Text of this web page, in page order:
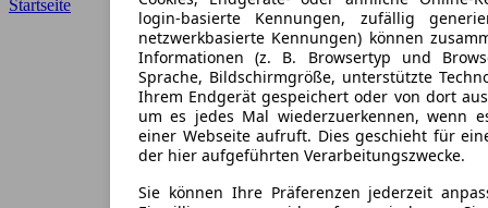
login-basierte Kennungen, zufällig
netzwerkbasierte Kennungen) können
Informationen (z. B. Browsertyp und
Sprache, Bildschirmgröße, unterstützte
Ihrem Endgerät gespeichert oder von dort
um es jedes Mal wiederzuerkennen, wenn
einer Webseite aufruft. Dies geschieht für
der hier aufgeführten Verarbeitungszwecke.
Sie können Ihre Präferenzen jederzeit
Startseite